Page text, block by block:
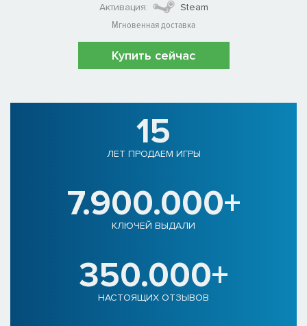
Активация:
Steam
Мгновенная доставка
Купить сейчас
15
ЛЕТ ПРОДАЕМ ИГРЫ
7.900.000+
КЛЮЧЕЙ ВЫДАЛИ
350.000+
НАСТОЯЩИХ ОТЗЫВОВ